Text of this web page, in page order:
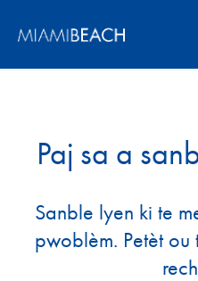
nan
Paj sa a
Sanble lyen ki te
pwoblèm. Petèt